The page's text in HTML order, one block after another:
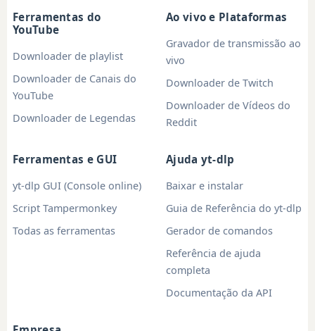
Ferramentas do
YouTube
Downloader de playlist
Downloader de Canais do
YouTube
Downloader de Legendas
Ao vivo e Plataformas
Gravador de transmissão ao
vivo
Downloader de Twitch
Downloader de Vídeos do
Reddit
Ferramentas e GUI
yt-dlp GUI (Console online)
Script Tampermonkey
Todas as ferramentas
Ajuda yt-dlp
Baixar e instalar
Guia de Referência do yt-dlp
Gerador de comandos
Referência de ajuda
completa
Documentação da API